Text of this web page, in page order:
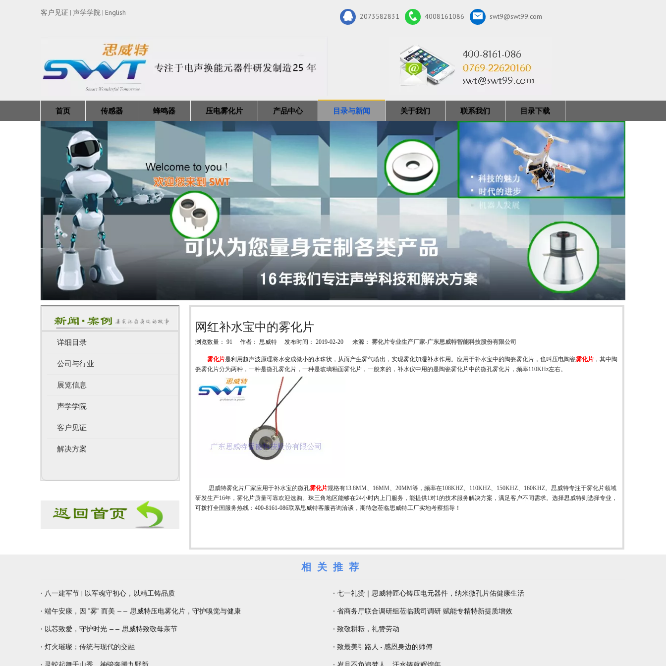
客户见证 | 声学学院 | English 2073582831 4008161086 swt9@swt99.com
首页 传感器 蜂鸣器 压电雾化片 产品中心 目录与新闻 关于我们 联系我们 目录下载
详细目录
公司与行业
展览信息
声学学院
客户见证
解决方案
网红补水宝中的雾化片
浏览数量： 91 作者： 思威特 发布时间： 2019-02-20 来源： 雾化片专业生产厂家-广东思威特智能科技股份有限公司
["wechat","weibo","qzone","douban","email"]
雾化片是利用超声波原理将水变成微小的水珠状，从而产生雾气喷出，实现雾化加湿补水作用。 应用于补水宝中的陶瓷雾化片，也叫压电陶瓷雾化片 ，其中陶
瓷雾化片分为两种，一种是微孔雾化片，一种是玻璃釉面雾化片，一般来的，补水仪中用的是陶瓷雾化片中的微孔雾化片，频率110KHz左右。
思威特雾化片厂家应用于补水宝的微孔雾化片规格有13.8MM、16MM、20MM等，频率在108KHZ、110KHZ、150KHZ、160KHZ。思威特专注于雾化片领域
研发生产16年，雾化片质量可靠欢迎选购。 珠三角地区能够在24小时内上门服务，能提供1对1的技术服务解决方案，满足客户不同需求。选择思威特则选择专业，
可拨打全国服务热线：400-8161-086联系思威特客服咨询洽谈，期待您莅临思威特工厂实地考察指导！
相关推荐
八一建军节 | 以军魂守初心，以精工铸品质
七一礼赞｜思威特匠心铸压电元器件，纳米微孔片佑健康生活
端午安康，因 “雾” 而美 —— 思威特压电雾化片，守护嗅觉与健康
省商务厅联合调研组莅临我司调研 赋能专精特新提质增效
以芯致爱，守护时光 —— 思威特致敬母亲节
致敬耕耘，礼赞劳动
灯火璀璨；传统与现代的交融
致最美引路人 - 感恩身边的师傅